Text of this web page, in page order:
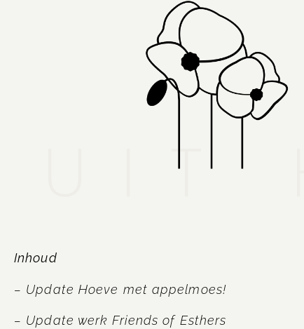
UIT
Inhoud
– Update Hoeve met appelmoes!
– Update werk Friends of Esthers